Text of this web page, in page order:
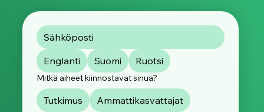
Englanti Suomi Ruotsi
Mitkä aiheet kiinnostavat sinua?
Tutkimus
Ammattikasvattajat